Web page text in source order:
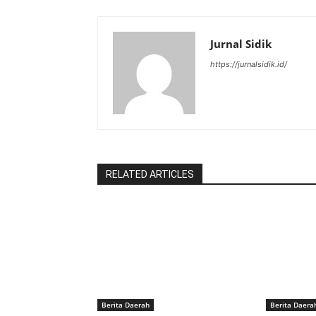
Jurnal Sidik
https://jurnalsidik.id/
RELATED ARTICLES
Berita Daerah Berita